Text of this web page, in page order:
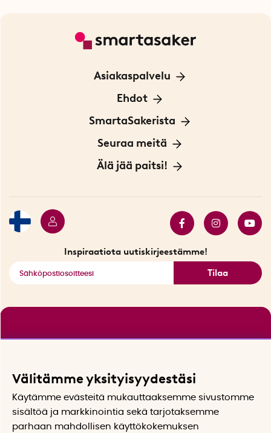
Asiakaspalvelu
Ota yhteyttä
Ehdot
Tietoa evästeistä
Yksityisyydensuoja
Sopimusehdot
SmartaSakerista
Meistä
Myymälä Tukholmassa
Seuraa meitä
Innovaattoriblogi
Älä jää paitsi!
Inspiraatiota uutiskirjeestämme!
Tilaa
Välitämme yksityisyydestäsi
Käytämme evästeitä mukauttaaksemme sivustomme
sisältöä ja markkinointia sekä tarjotaksemme
parhaan mahdollisen käyttökokemuksen